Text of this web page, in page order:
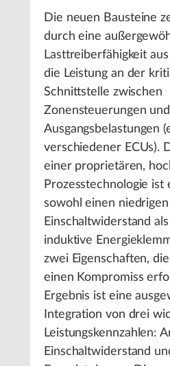
Die neuen Bausteine
durch eine
Lasttreiberfähigkeit
die Leistung an der
Schnittstelle zwischen
Zonensteuerungen und
Ausgangsbelastungen
verschiedener ECUs).
einer proprietären,
Prozesstechnologie ist
sowohl einen niedrigen
Einschaltwiderstand
induktive
zwei Eigenschaften,
einen Kompromiss
Ergebnis ist eine
Integration von drei
Leistungskennzahlen:
Einschaltwiderstand